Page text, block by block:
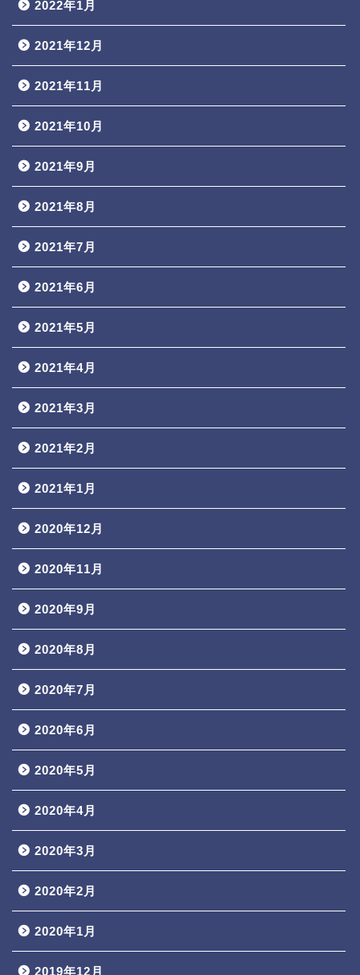
2022年1月
2021年12月
2021年11月
2021年10月
2021年9月
2021年8月
2021年7月
2021年6月
2021年5月
2021年4月
2021年3月
2021年2月
2021年1月
2020年12月
2020年11月
2020年9月
2020年8月
2020年7月
2020年6月
2020年5月
2020年4月
2020年3月
2020年2月
2020年1月
2019年12月